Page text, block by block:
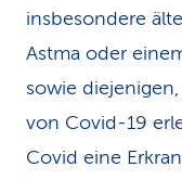
insbesondere
Astma oder
sowie
von Covid-19
Covid eine